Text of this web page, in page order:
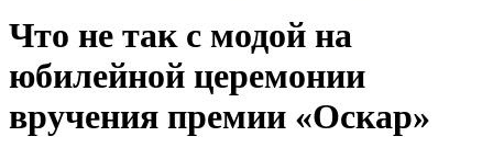
Что не так с модой на
юбилейной церемонии
вручения премии «Оскар»